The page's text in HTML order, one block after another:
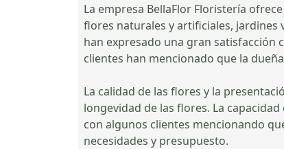
La empresa BellaFlor Floristería
flores naturales y artificiales, jardines
han expresado una gran satisfacción
clientes han mencionado que la
La calidad de las flores y la
longevidad de las flores. La
con algunos clientes mencionando
necesidades y presupuesto.